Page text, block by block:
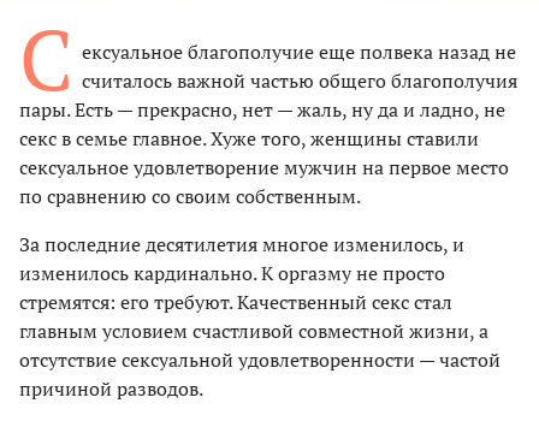
С ексуальное благополучие еще полвека назад не
считалось важной частью общего благополучия
пары. Есть — прекрасно, нет — жаль, ну да и ладно, не
секс в семье главное. Хуже того, женщины ставили
сексуальное удовлетворение мужчин на первое место
по сравнению со своим собственным.
За последние десятилетия многое изменилось, и
изменилось кардинально. К оргазму не просто
стремятся: его требуют. Качественный секс стал
главным условием счастливой совместной жизни, а
отсутствие сексуальной удовлетворенности — частой
причиной разводов.